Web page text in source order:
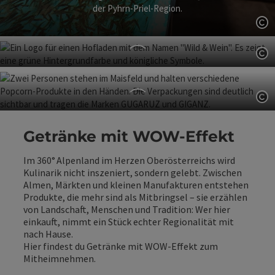
der Pyhrn‑Priel‑Region.
Wildprodukte
Württembergische
Forstverwaltung
Gugaruz Popcorn
Getränke mit WOW-Effekt
Im 360° Alpenland im Herzen Oberösterreichs wird
Kulinarik nicht inszeniert, sondern gelebt. Zwischen
Almen, Märkten und kleinen Manufakturen entstehen
Produkte, die mehr sind als Mitbringsel – sie erzählen
von Landschaft, Menschen und Tradition: Wer hier
einkauft, nimmt ein Stück echter Regionalität mit
nach Hause.
Hier findest du Getränke mit WOW-Effekt zum
Mitheimnehmen.